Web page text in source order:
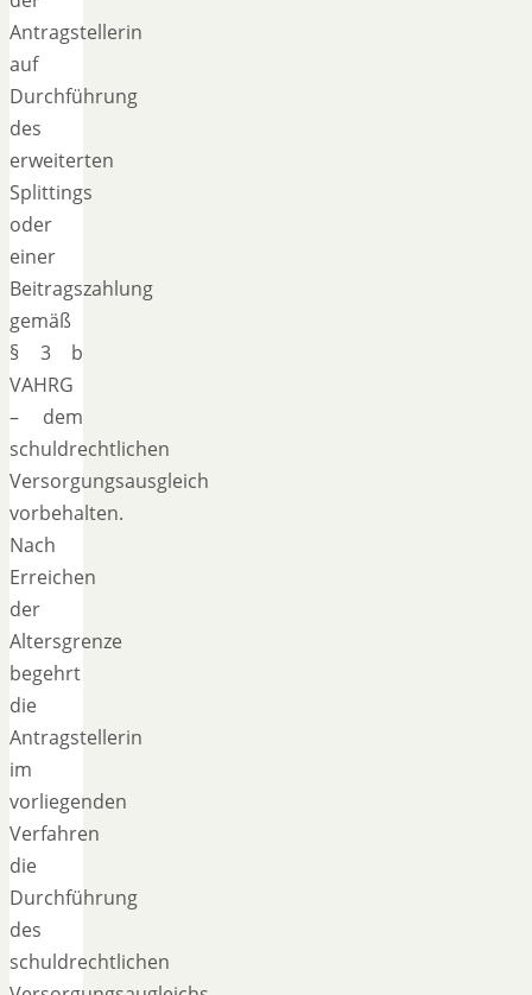
Antragstellerin
auf
Durchführung
des
erweiterten
Splittings
oder
einer
Beitragszahlung
gemäß
§ 3 b
VAHRG
– dem
schuldrechtlichen
Versorgungsausgleich
vorbehalten.
Nach
Erreichen
der
Altersgrenze
begehrt
die
Antragstellerin
im
vorliegenden
Verfahren
die
Durchführung
des
schuldrechtlichen